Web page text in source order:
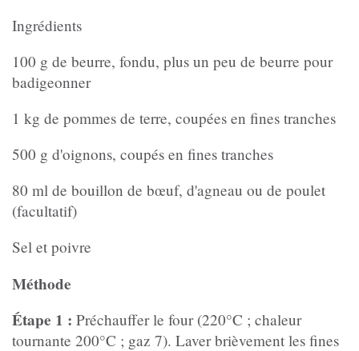
Ingrédients
100 g de beurre, fondu, plus un peu de beurre pour
badigeonner
1 kg de pommes de terre, coupées en fines tranches
500 g d'oignons, coupés en fines tranches
80 ml de bouillon de bœuf, d'agneau ou de poulet
(facultatif)
Sel et poivre
Méthode
Étape 1 : Préchauffer le four (220°C ; chaleur
tournante 200°C ; gaz 7). Laver brièvement les fines